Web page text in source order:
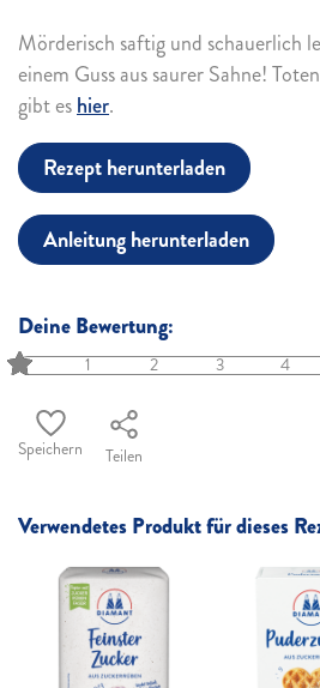
Mörderisch saftig und schauerlich
einem Guss aus saurer Sahne!
gibt eshier.
Rezept herunterladen
Anleitung herunterladen
Deine Bewertung:
1 2 3 4
Speichern Teilen
Verwendetes Produkt für dieses